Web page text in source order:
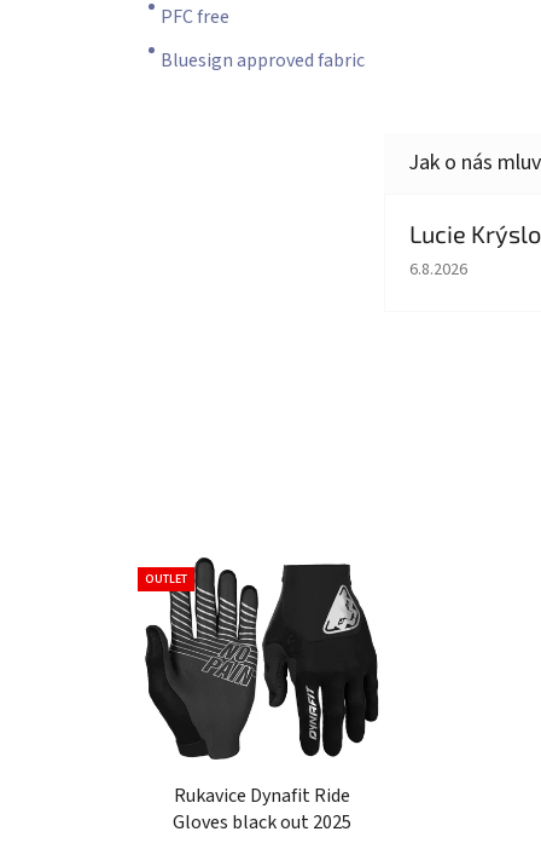
PFC free
Bluesign approved fabric
Lucie
Hodnocení
6.8.2026
OUTLET
Rukavice Dynafit Ride
Gloves black out 2025